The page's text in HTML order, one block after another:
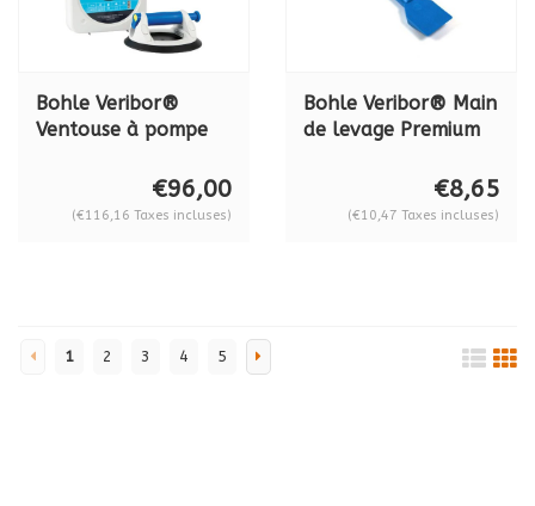
Bohle Veribor®
Ventouse à pompe
€96,00
(€116,16 Taxes incluses)
Bohle Veribor® Main
de levage Premium
manche en bois
BO5165400
€8,65
(€10,47 Taxes incluses)
1 2 3 4 5